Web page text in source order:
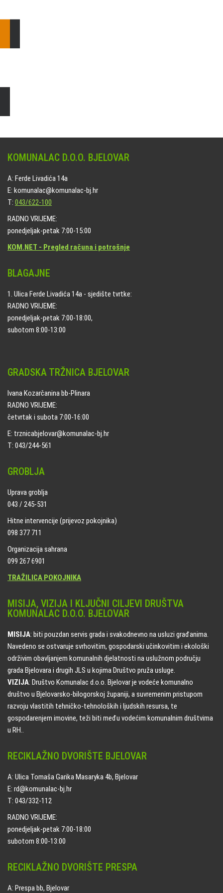
KOMUNALAC D.O.O. BJELOVAR
A: Ferde Livadića 14a
E: komunalac@komunalac-bj.hr
T: 043/622-100
RADNO VRIJEME:
ponedjeljak-petak 7:00-15:00
KOM.NET - Pregled računa i potrošnje
BLAGAJNE
1. Ulica Ferde Livadića 14a - sjedište tvrtke:
RADNO VRIJEME:
ponedjeljak-petak 7:00-18:00,
subotom 8:00-13:00
GRADSKA TRŽNICA BJELOVAR
Ivana Kozarčanina bb-Plinara
RADNO VRIJEME:
četvrtak i subota 7:00-16:00
E: trznicabjelovar@komunalac-bj.hr
T: 043/244-561
GROBLJA
Uprava groblja
043 / 245-531
Hitne intervencije (prijevoz pokojnika)
098 377 711
Organizacija sahrana
099 267 6901
TRAŽILICA POKOJNIKA
MISIJA, VIZIJA I KLJUČNI CILJEVI DRUŠTVA
KOMUNALAC D.O.O. BJELOVAR
MISIJA: biti pouzdan servis grada i svakodnevno na usluzi građanima.
Navedeno se ostvaruje svrhovitim, gospodarski učinkovitim i ekološki
održivim obavljanjem komunalnih djelatnosti na uslužnom području
grada Bjelovara i drugih JLS u kojima Društvo pruža usluge.
VIZIJA: Društvo Komunalac d.o.o. Bjelovar je vodeće komunalno
društvo u Bjelovarsko-bilogorskoj županiji, a suvremenim pristupom
razvoju vlastitih tehničko-tehnoloških i ljudskih resursa, te
gospodarenjem imovine, teži biti među vodećim komunalnim društvima
u RH..
RECIKLAŽNO DVORIŠTE BJELOVAR
A: Ulica Tomaša Garika Masaryka 4b, Bjelovar
E: rd@komunalac-bj.hr
T: 043/332-112
RADNO VRIJEME:
ponedjeljak-petak 7:00-18:00
subotom 8:00-13:00
RECIKLAŽNO DVORIŠTE PRESPA
A: Prespa bb, Bjelovar